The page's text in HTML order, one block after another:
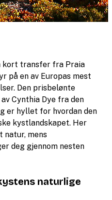
kort transfer fra Praia
på en av Europas mest
Den prisbelønte
Cynthia Dye fra den
er hyllet for hvordan den
kystlandskapet. Her
natur, mens
deg gjennom nesten
naturlige